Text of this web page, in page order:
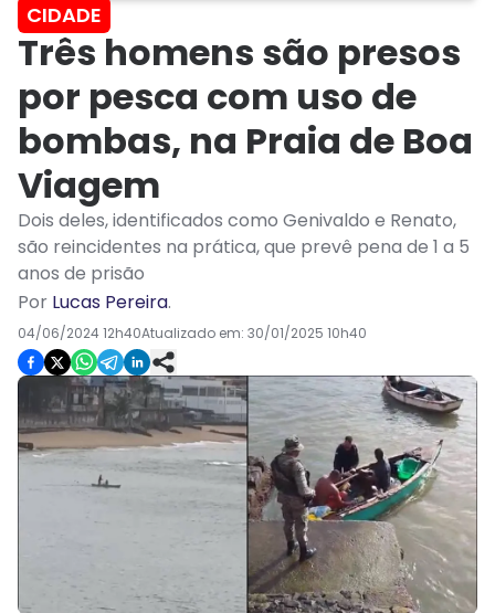
CIDADE
Três homens são presos
por pesca com uso de
bombas, na Praia de Boa
Viagem
Dois deles, identificados como Genivaldo e Renato,
são reincidentes na prática, que prevê pena de 1 a 5
anos de prisão
Por Lucas Pereira.
04/06/2024 12h40Atualizado em: 30/01/2025 10h40